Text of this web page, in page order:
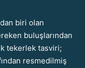
biri olan
buluşlarından
tekerlek tasviri;
resmedilmiş